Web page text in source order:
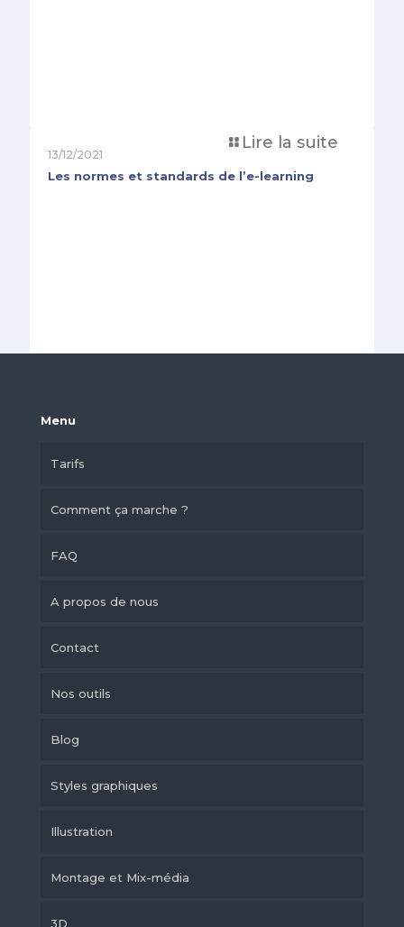
13/12/2021
Les normes et standards de l’e-learning
Lire la suite
Menu
Tarifs
Comment ça marche ?
FAQ
A propos de nous
Contact
Nos outils
Blog
Styles graphiques
Illustration
Montage et Mix-média
3D